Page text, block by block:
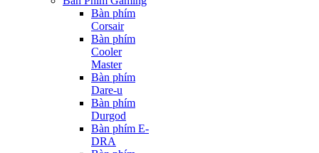
Bàn phím
Corsair
Bàn phím
Cooler
Master
Bàn phím
Dare-u
Bàn phím
Durgod
Bàn phím E-
DRA